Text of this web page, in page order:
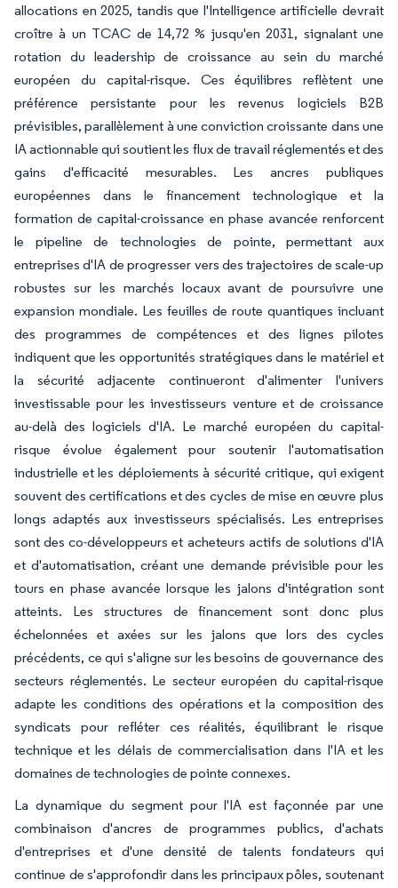
allocations en 2025, tandis que l'Intelligence artificielle devrait
croître à un TCAC de 14,72 % jusqu'en 2031, signalant une
rotation du leadership de croissance au sein du marché
européen du capital-risque. Ces équilibres reflètent une
préférence persistante pour les revenus logiciels B2B
prévisibles, parallèlement à une conviction croissante dans une
IA actionnable qui soutient les flux de travail réglementés et des
gains d'efficacité mesurables. Les ancres publiques
européennes dans le financement technologique et la
formation de capital-croissance en phase avancée renforcent
le pipeline de technologies de pointe, permettant aux
entreprises d'IA de progresser vers des trajectoires de scale-up
robustes sur les marchés locaux avant de poursuivre une
expansion mondiale. Les feuilles de route quantiques incluant
des programmes de compétences et des lignes pilotes
indiquent que les opportunités stratégiques dans le matériel et
la sécurité adjacente continueront d'alimenter l'univers
investissable pour les investisseurs venture et de croissance
au-delà des logiciels d'IA. Le marché européen du capital-
risque évolue également pour soutenir l'automatisation
industrielle et les déploiements à sécurité critique, qui exigent
souvent des certifications et des cycles de mise en œuvre plus
longs adaptés aux investisseurs spécialisés. Les entreprises
sont des co-développeurs et acheteurs actifs de solutions d'IA
et d'automatisation, créant une demande prévisible pour les
tours en phase avancée lorsque les jalons d'intégration sont
atteints. Les structures de financement sont donc plus
échelonnées et axées sur les jalons que lors des cycles
précédents, ce qui s'aligne sur les besoins de gouvernance des
secteurs réglementés. Le secteur européen du capital-risque
adapte les conditions des opérations et la composition des
syndicats pour refléter ces réalités, équilibrant le risque
technique et les délais de commercialisation dans l'IA et les
domaines de technologies de pointe connexes.
La dynamique du segment pour l'IA est façonnée par une
combinaison d'ancres de programmes publics, d'achats
d'entreprises et d'une densité de talents fondateurs qui
continue de s'approfondir dans les principaux pôles, soutenant